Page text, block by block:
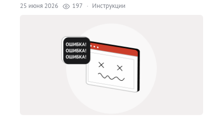
25 июня 2026 197 · Инструкции